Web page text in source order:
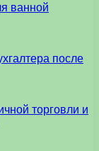
ванной
после
торговли и